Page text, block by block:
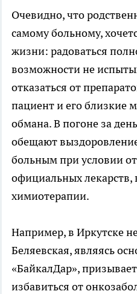
Очевидно, что
самому больному,
жизни: радоваться
возможности не
отказаться от
пациент и его близкие
обмана. В погоне за
обещают
больным при условии
официальных лекарств,
химиотерапии.
Например, в Иркутске
Беляевская, являясь
«БайкалДар»,
избавиться от